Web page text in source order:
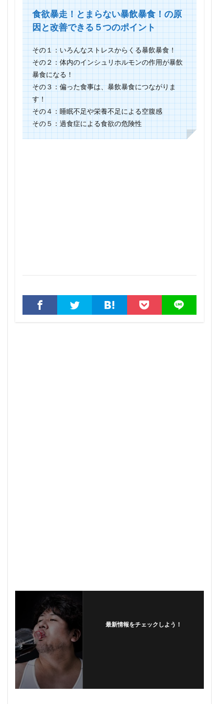
食欲暴走！とまらない暴飲暴食！の原
因と改善できる５つのポイント
その１：いろんなストレスからくる暴飲暴食！
その２：体内のインシュリホルモンの作用が暴飲
暴食になる！
その３：偏った食事は、暴飲暴食につながりま
す！
その４：睡眠不足や栄養不足による空腹感
その５：過食症による食欲の危険性
最新情報をチェックしよう！